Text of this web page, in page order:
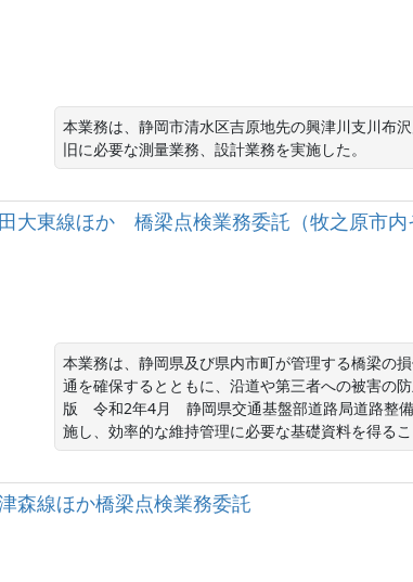
本業務は、静岡市清水区吉原地先の興津川支川布
旧に必要な測量業務、設計業務を実施した。
大東線ほか 橋梁点検業務委託（牧之原市内
本業務は、静岡県及び県内市町が管理する橋梁の
通を確保するとともに、沿道や第三者への被害の
版　令和2年4月　静岡県交通基盤部道路局道路整
施し、効率的な維持管理に必要な基礎資料を得るこ
森線ほか橋梁点検業務委託